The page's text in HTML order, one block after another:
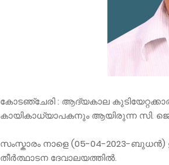
കോടഞ്ചേരി : ആദ്യകാല
കായികാധ്യാപകനും ആയിരുന്ന സി.
സംസ്കാരം നാളെ (05-04-2023-ബുധൻ)
തീർത്ഥാടന ദേവാലയത്തിൽ.